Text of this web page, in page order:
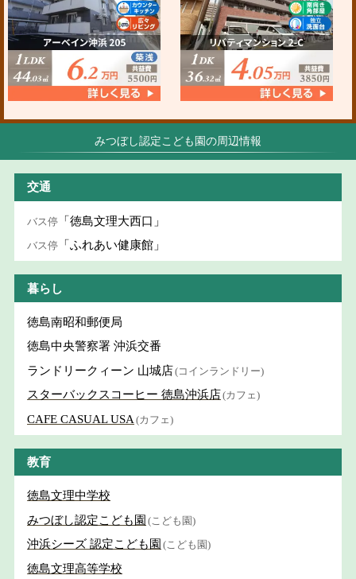
みつぼし認定こども園の周辺情報
交通
バス停 「徳島文理大西口」
バス停 「ふれあい健康館」
暮らし
徳島南昭和郵便局
徳島中央警察署 沖浜交番
ランドリークィーン 山城店(コインランドリー)
スターバックスコーヒー 徳島沖浜店(カフェ)
CAFE CASUAL USA (カフェ)
教育
徳島文理中学校
みつぼし認定こども園 (こども園)
沖浜シーズ 認定こども園 (こども園)
徳島文理高等学校